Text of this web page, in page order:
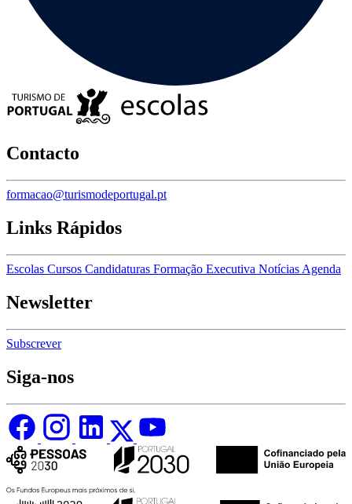
Contacto
formacao@turismodeportugal.pt
Links Rápidos
Escolas Cursos Candidaturas Formação Executiva Notícias Agenda
Newsletter
Subscrever
Siga-nos